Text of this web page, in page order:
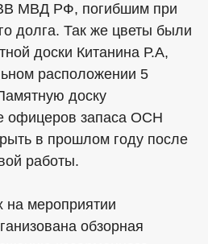
МВД РФ, погибшим при
долга. Так же цветы были
доски Китанина Р.А,
расположении 5
доску
офицеров запаса ОСН
в прошлом году после
работы.
на мероприятии
обзорная